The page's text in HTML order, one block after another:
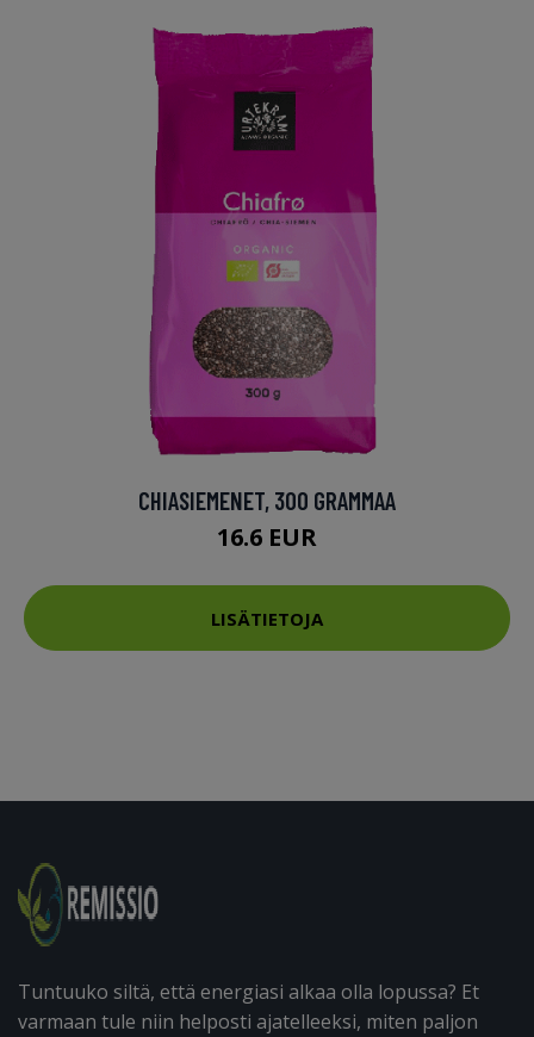
CHIASIEMENET, 300 GRAMMAA
16.6 EUR
LISÄTIETOJA
Tuntuuko siltä, että energiasi alkaa olla lopussa? Et
varmaan tule niin helposti ajatelleeksi, miten paljon